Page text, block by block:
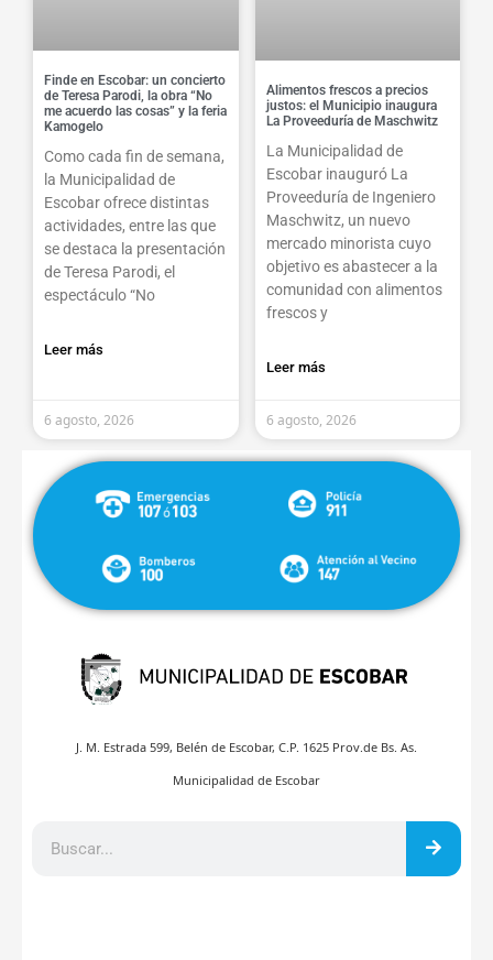
Finde en Escobar: un concierto
de Teresa Parodi, la obra “No
me acuerdo las cosas” y la feria
Kamogelo
Como cada fin de semana,
la Municipalidad de
Escobar ofrece distintas
actividades, entre las que
se destaca la presentación
de Teresa Parodi, el
espectáculo “No
Leer más
6 agosto, 2026
Alimentos frescos a precios
justos: el Municipio inaugura
La Proveeduría de Maschwitz
La Municipalidad de
Escobar inauguró La
Proveeduría de Ingeniero
Maschwitz, un nuevo
mercado minorista cuyo
objetivo es abastecer a la
comunidad con alimentos
frescos y
Leer más
6 agosto, 2026
J. M. Estrada 599, Belén de Escobar, C.P. 1625 Prov.de Bs. As.
Municipalidad de Escobar